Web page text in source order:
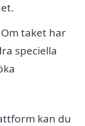
Om taket har
speciella
kan du